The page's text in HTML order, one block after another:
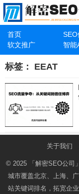
首页
软文推广
智能
标签： EEAT
关于我们
© 2025 「解密SEO公司」
城市覆盖北京、上海、
站关键词排名，拓宽企